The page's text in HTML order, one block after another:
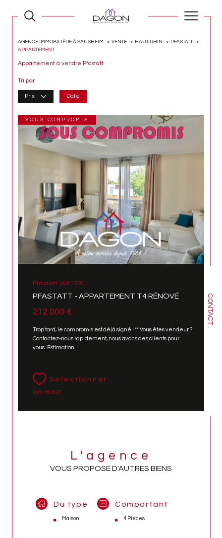
CONTACT
AGENCE IMMOBILIÈRE À SAUSHEIM VENTE HAUT RHIN
PFASTATT
APPARTEMENT
Appartement à vendre Pfastatt
Tri par
Prix Date
Pfastatt (68120)
PFASTATT - APPARTEMENT T4 RÉNOVÉ
212 000 €
Trop tard, le compromis est déjà signé ! ** Vous êtes vendeur ?
Contactez-nous rapidement, nous avons des clients pour
vous. Estimation...
Sélectionner
Réf : M1827
SOUS-COMPROMIS
L'agence
VOUS PROPOSE D'AUTRES BIENS
Du type
Maison
Comportant
4 Pièces